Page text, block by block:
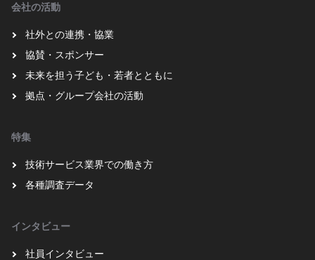
会社の活動
社外との連携・協業
協賛・スポンサー
未来を担う子ども・若者とともに
拠点・グループ会社の活動
特集
技術サービス業界での働き方
各種調査データ
インタビュー
社員インタビュー